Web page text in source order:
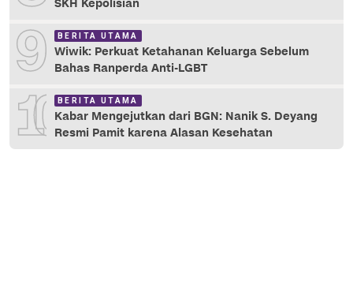
SKH Kepolisian
9 BERITA UTAMA
Wiwik: Perkuat Ketahanan Keluarga Sebelum
Bahas Ranperda Anti-LGBT
10 BERITA UTAMA
Kabar Mengejutkan dari BGN: Nanik S. Deyang
Resmi Pamit karena Alasan Kesehatan